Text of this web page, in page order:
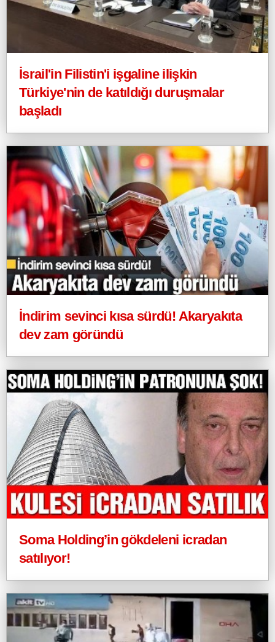
İsrail'in Filistin'i işgaline ilişkin
Türkiye'nin de katıldığı duruşmalar
başladı
İndirim sevinci kısa sürdü! Akaryakıta
dev zam göründü
Soma Holding’in gökdeleni icradan
satılıyor!